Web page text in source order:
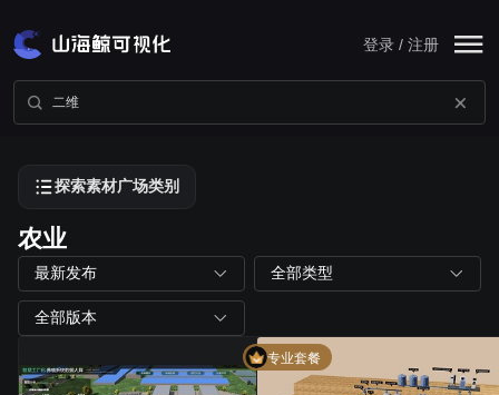
登录 / 注册
探索素材广场类别
农业
最新发布 全部类型
全部版本
专业套餐